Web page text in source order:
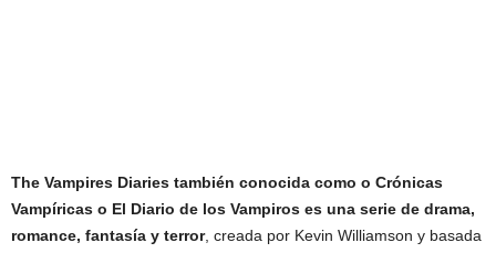
The Vampires Diaries también conocida como o Crónicas
Vampíricas o El Diario de los Vampiros es una serie de drama,
romance, fantasía y terror, creada por Kevin Williamson y basada